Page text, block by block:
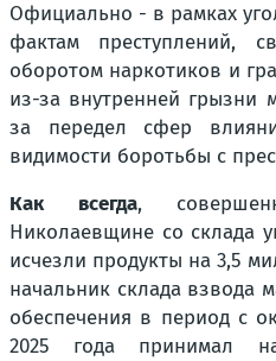
Официально - в рамках
фактам преступлений,
оборотом наркотиков и
из-за внутренней грызни
за передел сфер
видимости боротьбы с
Как всегда,
Николаевщине со склада
исчезли продукты на 3,5
начальник склада взвода
обеспечения в период с
2025 года принимал